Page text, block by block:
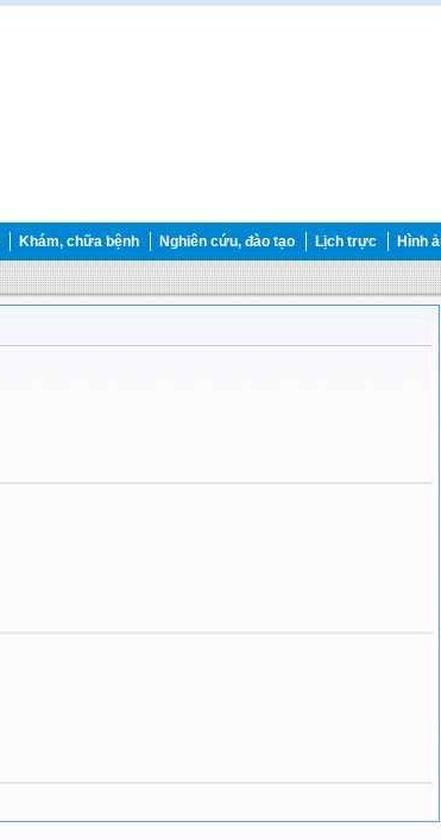
Khám, chữa bệnh Nghiên cứu, đào tạo Lịch trực Hình